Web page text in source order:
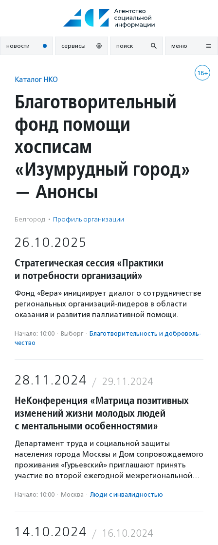
новости сервисы поиск меню
18+
Каталог НКО
Благотворительный
фонд помощи
хосписам
«Изумрудный город»
— Анонсы
Белгород · Профиль организации
26.10.2025
Стратегическая сессия «Практики
и потребности организаций»
Фонд «Вера» инициирует диалог о сотрудничестве
региональных организаций-лидеров в области
оказания и развития паллиативной помощи.
Начало: 10:00 · Выборг · Благотвори­тель­ность и доброволь­
чест­во
28.11.2024 29.11.2024
НеКонференция «Матрица позитивных
изменений жизни молодых людей
с ментальными особенностями»
Департамент труда и социальной защиты
населения города Москвы и Дом сопровождаемого
проживания «Гурьевский» приглашают принять
участие во второй ежегодной межрегиональной…
Начало: 10:00 · Москва · Люди с инвалидностью
14.10.2024 16.10.2024